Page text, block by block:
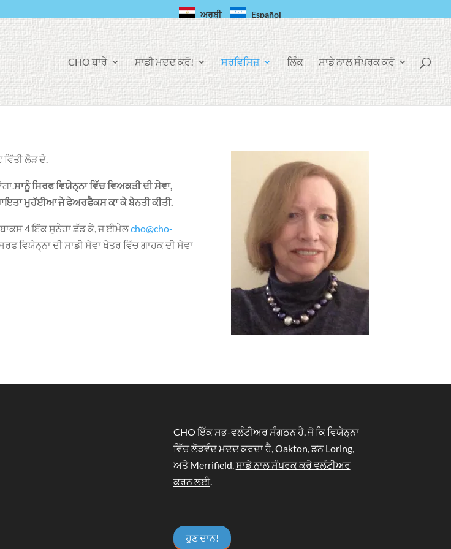
ਅਰਬੀ Español
ਬੁੱ
ਕ
CHO ਬਾਰੇ ਸਾਡੀ ਮਦਦ ਕਰੋ! ਸਰਵਿਸਿਜ਼ ਲਿੰਕ ਸਾਡੇ ਨਾਲ ਸੰਪਰਕ ਕਰੋ
ਲੋੜ ਦੇ.
ਸਾਨੂੰ ਸਿਰਫ ਵਿਯੇਨ੍ਨਾ ਵਿੱਚ ਵਿਅਕਤੀ ਦੀ ਸੇਵਾ,
ਮੁਹੱਈਆ ਜੇ ਫੇਅਰਫੈਕਸ ਕਾ ਕੇ ਬੇਨਤੀ ਕੀਤੀ.
ਬਾਕਸ 4 ਇੱਕ ਸੁਨੇਹਾ ਛੱਡ ਕੇ, ਜ ਈਮੇਲcho@cho-
ਵਿਯੇਨ੍ਨਾ ਦੀ ਸਾਡੀ ਸੇਵਾ ਖੇਤਰ ਵਿੱਚ ਗਾਹਕ ਦੀ ਸੇਵਾ
CHO ਇੱਕ ਸਭ-ਵਲੰਟੀਅਰ ਸੰਗਠਨ ਹੈ, ਜੋ ਕਿ ਵਿਯੇਨ੍ਨਾ
ਵਿੱਚ ਲੋੜਵੰਦ ਮਦਦ ਕਰਦਾ ਹੈ, Oakton, ਡਨ Loring,
ਅਤੇ Merrifield. ਸਾਡੇ ਨਾਲ ਸੰਪਰਕ ਕਰੋ ਵਲੰਟੀਅਰ
ਕਰਨ ਲਈ.
ਹੁਣ ਦਾਨ!